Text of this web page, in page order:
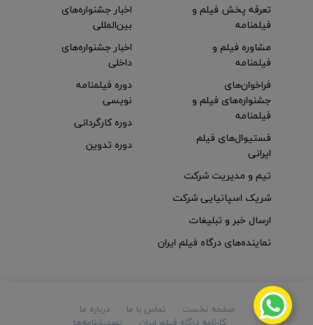
تعرفه پخش فیلم و
فیلمنامه
مشاوره فیلم و
فیلمنامه
اخبار جشنواره‌های
بین‌المللی
اخبار جشنواره‌های
داخلی
فراخوان‌های
جشنواره‌های فیلم و
فیلمنامه
فستیوال‌های فیلم
ایرانی
دوره فیلمنامه
نویسی
دوره کارگردانی
دوره تدوین
تیم و مدیریت شرکت
شریک اسپانیایی شرکت
ارسال خبر و تبلیغات
نماینده‌های درگاه فیلم ایران
صفحه نخست تماس با ما
درباره ما